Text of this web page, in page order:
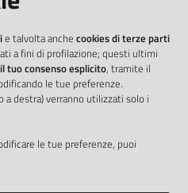
e talvolta anche cookies di terze parti
a fini di profilazione; questi ultimi
tuo consenso esplicito, tramite il
le tue preferenze.
a destra) verranno utilizzati solo i
le tue preferenze, puoi